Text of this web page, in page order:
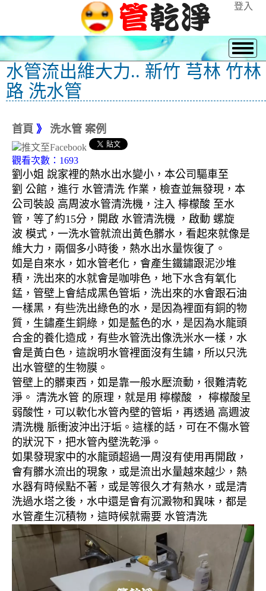
登入
水管流出維大力.. 新竹 芎林 竹林
路 洗水管
首頁 》 洗水管 案例
觀看次數：1693
劉小姐 說家裡的熱水出水變小，本公司驅車至
劉 公館，進行 水管清洗 作業，檢查並無發現，本
公司裝設 高周波水管清洗機，注入 檸檬酸 至水
管，等了約15分，開啟 水管清洗機 ，啟動 螺旋
波 模式，一洗水管就流出黃色髒水，看起來就像是
維大力，兩個多小時後，熱水出水量恢復了。
如是自來水，如水管老化，會產生鐵鏽跟泥沙堆
積，洗出來的水就會是咖啡色，地下水含有氧化
錳，管壁上會結成黑色管垢，洗出來的水會跟石油
一樣黑，有些洗出綠色的水，是因為裡面有銅的物
質，生鏽產生銅綠，如是藍色的水，是因為水龍頭
合金的養化造成，有些水管洗出像洗米水一樣，水
會是黃白色，這說明水管裡面沒有生鏽，所以只洗
出水管壁的生物膜。
管壁上的髒東西，如是靠一般水壓流動，很難清乾
淨。 清洗水管 的原理，就是用 檸檬酸 ， 檸檬酸呈
弱酸性，可以軟化水管內壁的管垢，再透過 高週波
清洗機 脈衝波沖出汙垢。這樣的話，可在不傷水管
的狀況下，把水管內壁洗乾淨。
如果發現家中的水龍頭超過一周沒有使用再開啟，
會有髒水流出的現象，或是流出水量越來越少，熱
水器有時候點不著，或是等很久才有熱水，或是清
洗過水塔之後，水中還是會有沉澱物和異味，都是
水管產生沉積物，這時候就需要 水管清洗